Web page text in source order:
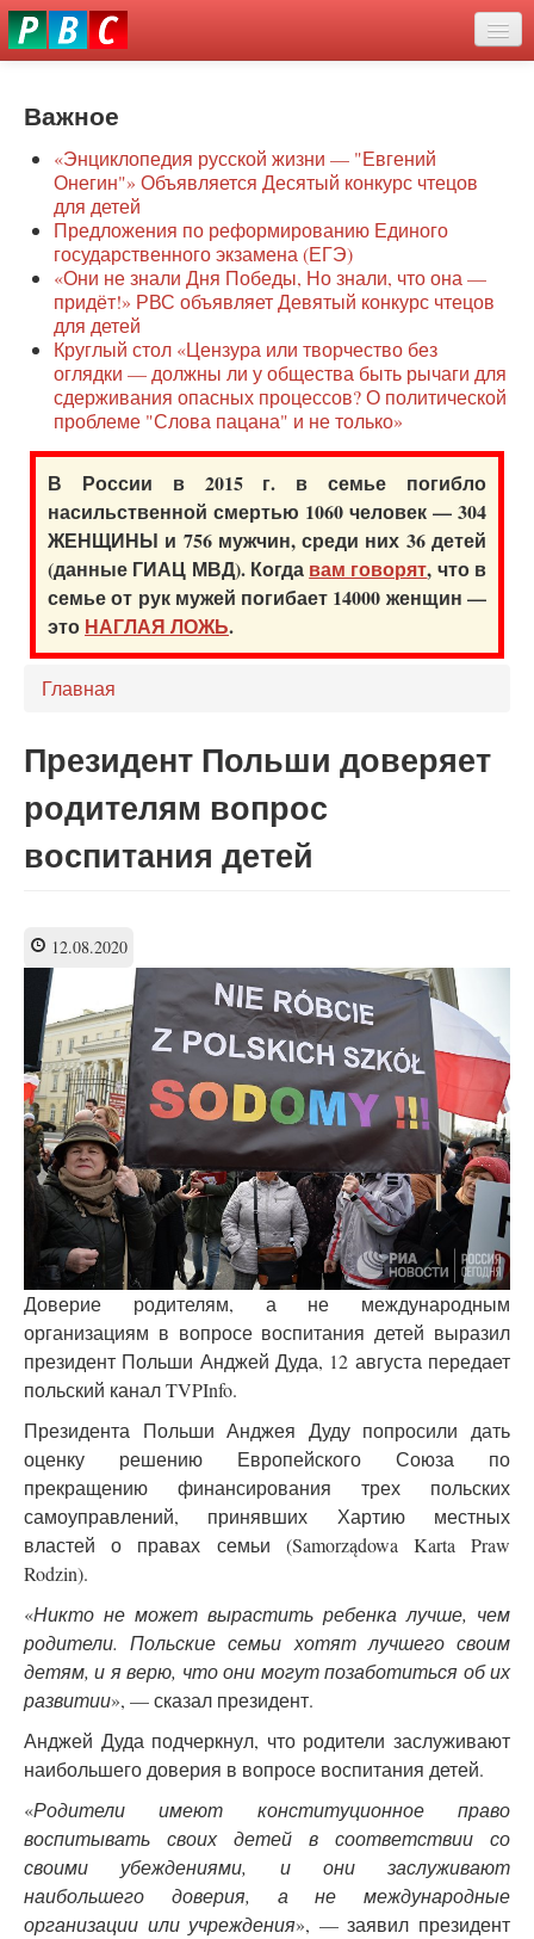
Перейти
к
О нас
Защита семей
Образование
Наше сопротивление
Регионы
Видео
Важное
«Энциклопедия русской жизни — "Евгений
Онегин"» Объявляется Десятый конкурс чтецов
для детей
Предложения по реформированию Единого
государственного экзамена (ЕГЭ)
«Они не знали Дня Победы, Но знали, что она —
придёт!» РВС объявляет Девятый конкурс чтецов
для детей
Круглый стол «Цензура или творчество без
оглядки — должны ли у общества быть рычаги для
сдерживания опасных процессов? О политической
проблеме "Слова пацана" и не только»
В России в 2015 г. в семье погибло
насильственной смертью 1060 человек — 304
ЖЕНЩИНЫ и 756 мужчин, среди них 36 детей
(данные ГИАЦ МВД). Когда вам говорят, что в
семье от рук мужей погибает 14000 женщин —
это НАГЛАЯ ЛОЖЬ.
Главная
Президент Польши доверяет
родителям вопрос
воспитания детей
12.08.2020
Доверие родителям, а не международным
организациям в вопросе воспитания детей выразил
президент Польши Анджей Дуда, 12 августа передает
польский канал TVPInfo.
Президента Польши Анджея Дуду попросили дать
оценку решению Европейского Союза по
прекращению финансирования трех польских
самоуправлений, принявших Хартию местных
властей о правах семьи (Samorządowa Karta Praw
Rodzin).
«Никто не может вырастить ребенка лучше, чем
родители. Польские семьи хотят лучшего своим
детям, и я верю, что они могут позаботиться об их
развитии», — сказал президент.
Анджей Дуда подчеркнул, что родители заслуживают
наибольшего доверия в вопросе воспитания детей.
«Родители имеют конституционное право
воспитывать своих детей в соответствии со
своими убеждениями, и они заслуживают
наибольшего доверия, а не международные
организации или учреждения», — заявил президент